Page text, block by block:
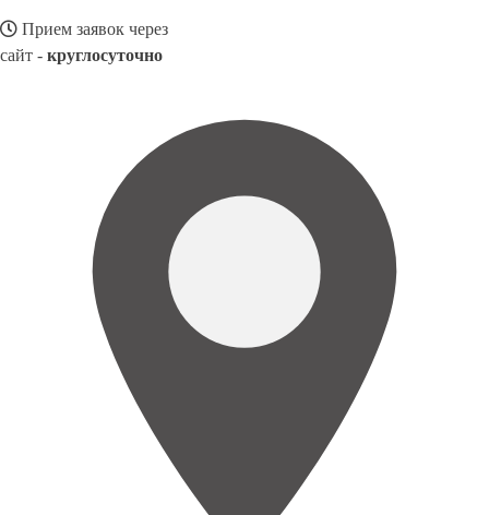
Прием заявок через
сайт - круглосуточно